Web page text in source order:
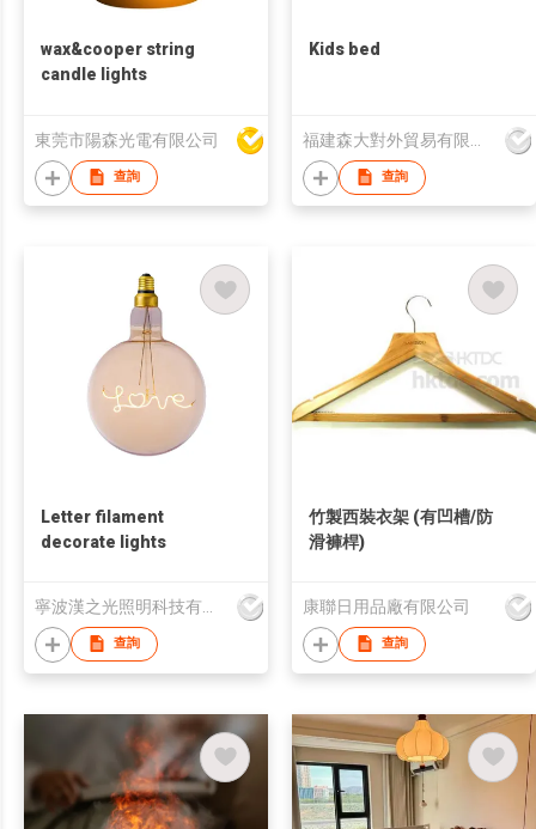
wax&cooper string
candle lights
東莞市陽森光電有限公司
查詢
Kids bed
查詢
Letter filament
decorate lights
查詢
竹製西裝衣架 (有凹槽/防
滑褲桿)
康聯日用品廠有限公司
查詢